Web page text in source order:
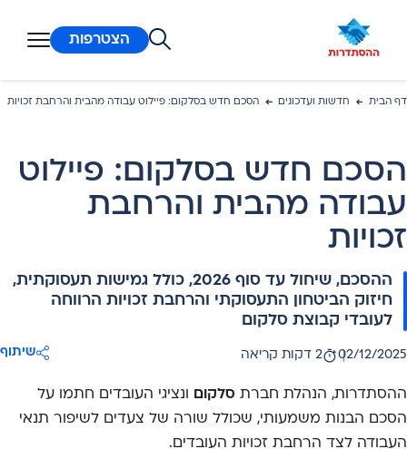
מרכזי
הצטרפות
דף הבית חדשות ועדכונים הסכם חדש בסלקום: פיילוט עבודה מהבית והרחבת זכויות
הסכם חדש בסלקום: פיילוט
עבודה מהבית והרחבת
זכויות
ההסכם, שיחול עד סוף 2026, כולל גמישות תעסוקתית,
חיזוק הביטחון התעסוקתי והרחבת זכויות הרווחה
לעובדי קבוצת סלקום
תאריך פרסום:
02/12/2025 2 דקות קריאה שיתוף
ההסתדרות, הנהלת חברת סלקום ונציגי העובדים חתמו על
הסכם הבנות משמעותי, שכולל שורה של צעדים לשיפור תנאי
העבודה לצד הרחבת זכויות העובדים.